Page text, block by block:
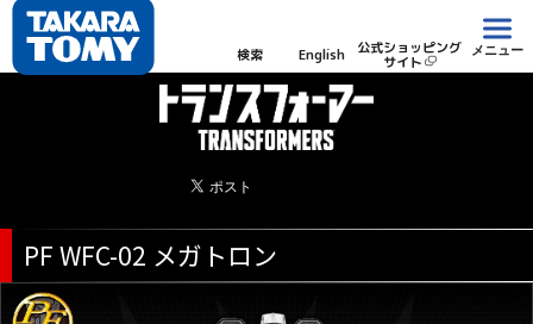
検索 English 公式ショッピング
サイト
メニュー
PF WFC-02 メガトロン